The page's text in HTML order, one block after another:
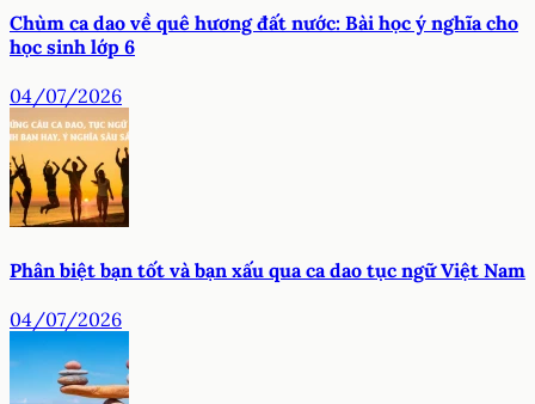
Chùm ca dao về quê hương đất nước: Bài học ý nghĩa cho
học sinh lớp 6
04/07/2026
Phân biệt bạn tốt và bạn xấu qua ca dao tục ngữ Việt Nam
04/07/2026